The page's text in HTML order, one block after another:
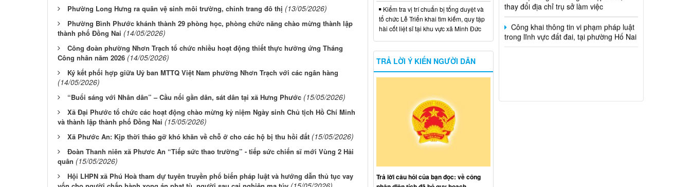
Phường Long Hưng ra quân vệ sinh môi trường, chỉnh trang đô thị (13/05/2026)
Phường Bình Phước khánh thành 29 phòng học, phòng chức năng chào mừng thành lập
thành phố Đồng Nai (14/05/2026)
Công đoàn phường Nhơn Trạch tổ chức nhiều hoạt động thiết thực hưởng ứng Tháng
Công nhân năm 2026 (14/05/2026)
Ký kết phối hợp giữa Uỷ ban MTTQ Việt Nam phường Nhơn Trạch với các ngân hàng
(14/05/2026)
“Buổi sáng với Nhân dân” – Cầu nối gần dân, sát dân tại xã Hưng Phước (15/05/2026)
Xã Đại Phước tổ chức các hoạt động chào mừng kỷ niệm Ngày sinh Chủ tịch Hồ Chí Minh
và thành lập thành phố Đồng Nai (15/05/2026)
Xã Phước An: Kịp thời tháo gỡ khó khăn về chỗ ở cho các hộ bị thu hồi đất (15/05/2026)
Đoàn Thanh niên xã Phươc An “Tiếp sức thao trường” - tiếp sức chiến sĩ mới Vùng 2 Hải
quân (15/05/2026)
Hội LHPN xã Phú Hoà tham dự tuyên truyền phổ biến pháp luật và hướng dẫn thủ tục vay
Công khai thông tin vi phạm pháp luật
trong lĩnh vực đất đai, tại phường Hố Nai
Kiểm tra vị trí chuẩn bị tổng duyệt và
tổ chức Lễ Triển khai tìm kiếm, quy tập
hài cốt liệt sĩ tại khu vực xã Minh Đức
TRẢ LỜI Ý KIẾN NGƯỜI DÂN
Trả lời câu hỏi của bạn đọc: về công